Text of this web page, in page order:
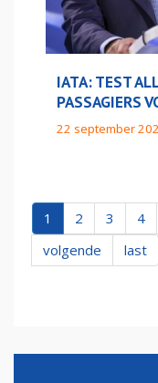
IATA: TEST
PASSAGIERS
22 september
1 2 3 4
volgende
last